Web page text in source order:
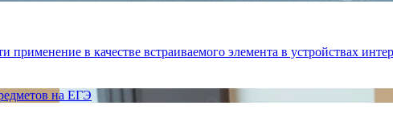
применение в качестве встраиваемого элемента в устройствах